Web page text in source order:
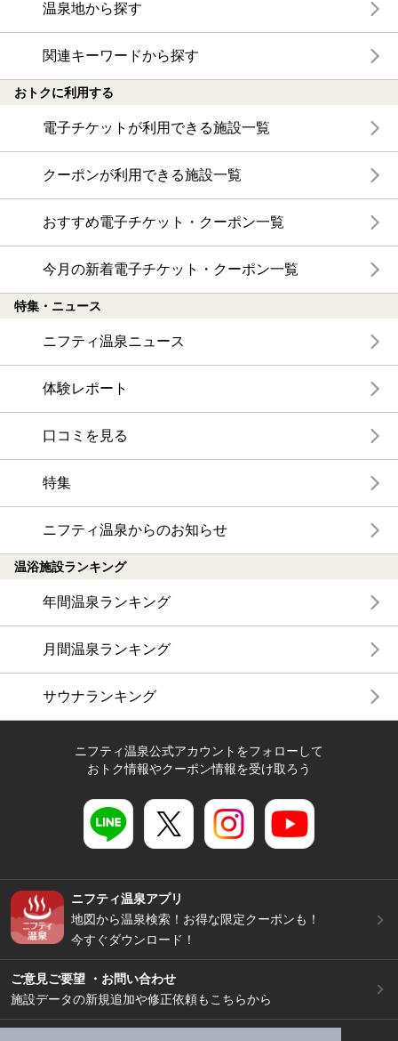
温泉地から探す
関連キーワードから探す
おトクに利用する
電子チケットが利用できる施設一覧
クーポンが利用できる施設一覧
おすすめ電子チケット・クーポン一覧
今月の新着電子チケット・クーポン一覧
特集・ニュース
ニフティ温泉ニュース
体験レポート
口コミを見る
特集
ニフティ温泉からのお知らせ
温浴施設ランキング
年間温泉ランキング
月間温泉ランキング
サウナランキング
ニフティ温泉公式アカウントをフォローして
おトク情報やクーポン情報を受け取ろう
ニフティ温泉アプリ
地図から温泉検索！お得な限定クーポンも！
今すぐダウンロード！
ご意見ご要望 ・お問い合わせ
施設データの新規追加や修正依頼もこちらから